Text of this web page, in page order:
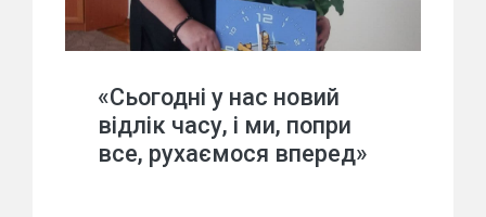
«Сьогодні у нас новий
відлік часу, і ми, попри
все, рухаємося вперед»